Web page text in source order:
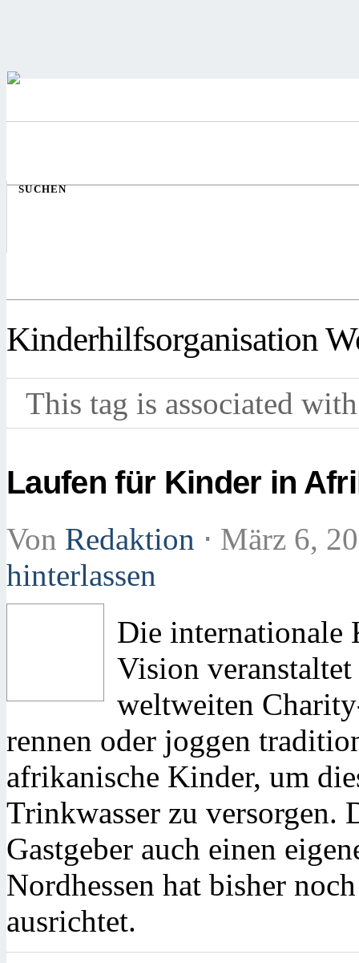
SUCHEN
Kinderhilfsorganisation
This tag is associated
Laufen für Kinder in
Von Redaktion ⋅ März 6,
hinterlassen
Die internationale
Vision
weltweiten
rennen oder joggen
afrikanische Kinder, um
Trinkwasser zu versorgen.
Gastgeber auch einen
Nordhessen hat bisher
ausrichtet.